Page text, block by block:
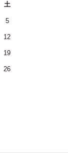
土
5
12
19
26